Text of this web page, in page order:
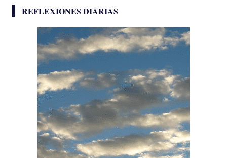
REFLEXIONES DIARIAS